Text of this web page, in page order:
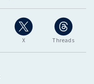
X Threads